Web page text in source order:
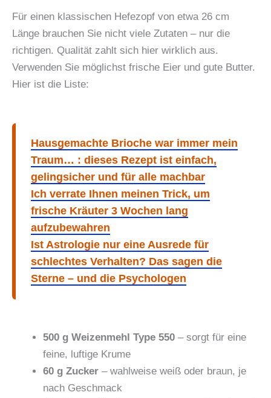
Für einen klassischen Hefezopf von etwa 26 cm
Länge brauchen Sie nicht viele Zutaten – nur die
richtigen. Qualität zahlt sich hier wirklich aus.
Verwenden Sie möglichst frische Eier und gute Butter.
Hier ist die Liste:
Hausgemachte Brioche war immer mein
Traum… : dieses Rezept ist einfach,
gelingsicher und für alle machbar
Ich verrate Ihnen meinen Trick, um
frische Kräuter 3 Wochen lang
aufzubewahren
Ist Astrologie nur eine Ausrede für
schlechtes Verhalten? Das sagen die
Sterne – und die Psychologen
500 g Weizenmehl Type 550 – sorgt für eine
feine, luftige Krume
60 g Zucker – wahlweise weiß oder braun, je
nach Geschmack